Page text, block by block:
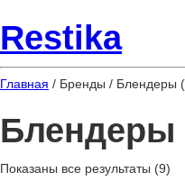
Restika
Главная / Бренды / Блендеры
Блендеры
Показаны все результаты (9)